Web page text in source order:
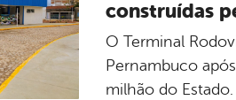
construídas
O Terminal
Pernambuco
milhão do